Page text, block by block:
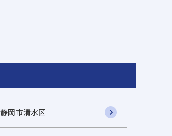
静岡市清水区